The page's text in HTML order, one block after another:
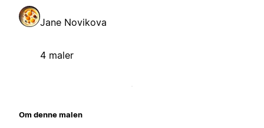
Jane Novikova
4 maler
Om denne malen